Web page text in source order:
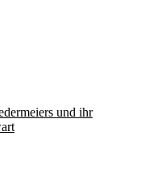
und ihr